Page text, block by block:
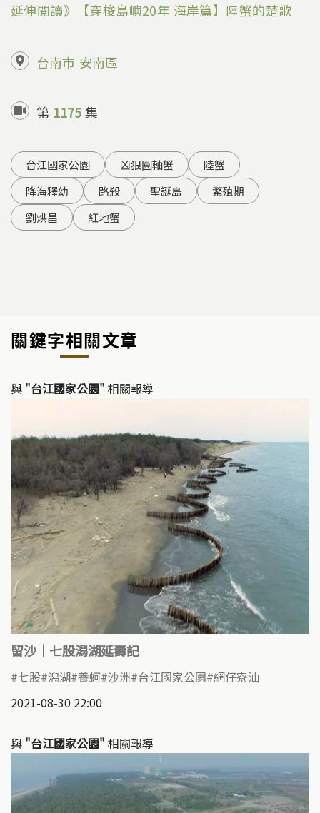
延伸閱讀》【穿梭島嶼20年 海岸篇】陸蟹的楚歌
台南市 安南區
第 1175集
台江國家公園 凶狠圓軸蟹
陸蟹
降海釋幼
路殺 聖誕島
繁殖期
劉烘昌
紅地蟹
關鍵字相關文章
與 "台江國家公園" 相關報導
留沙｜七股潟湖延壽記
七股 潟湖 養蚵 沙洲 台江國家公園 網仔寮汕
2021-08-30 22:00
與 "台江國家公園" 相關報導